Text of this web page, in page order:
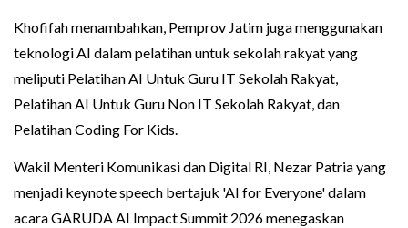
Khofifah menambahkan, Pemprov Jatim juga menggunakan
teknologi AI dalam pelatihan untuk sekolah rakyat yang
meliputi Pelatihan AI Untuk Guru IT Sekolah Rakyat,
Pelatihan AI Untuk Guru Non IT Sekolah Rakyat, dan
Pelatihan Coding For Kids.
Wakil Menteri Komunikasi dan Digital RI, Nezar Patria yang
menjadi keynote speech bertajuk 'AI for Everyone' dalam
acara GARUDA AI Impact Summit 2026 menegaskan